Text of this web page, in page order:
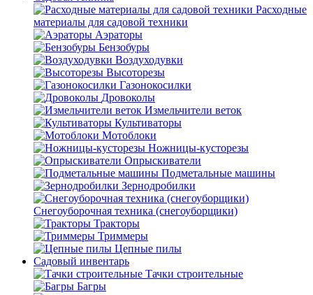
Расходные
материалы для садовой техники
Аэраторы
Бензобуры
Воздуходувки
Высоторезы
Газонокосилки
Дровоколы
Измельчители веток
Культиваторы
Мотоблоки
Ножницы-кусторезы
Опрыскиватели
Подметальные машины
Зернодробилки
Снегоуборочная техника (снегоуборщики)
Тракторы
Триммеры
Цепные пилы
Садовый инвентарь
Тачки строительные
Багры